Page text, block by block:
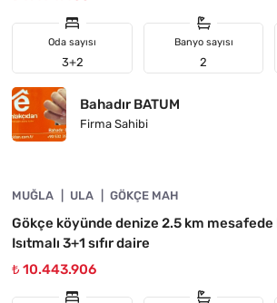
Oda sayısı
3+2
Banyo sayısı
2
Bahadır BATUM
Firma Sahibi
ACIL
MUĞLA ULA GÖKÇE MAH
Gökçe köyünde denize 2.5 km mesafede
Isıtmalı 3+1 sıfır daire
₺ 10.443.906